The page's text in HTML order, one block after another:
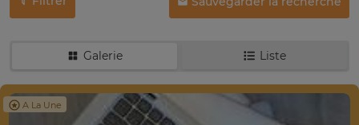
Galerie Liste
A La Une